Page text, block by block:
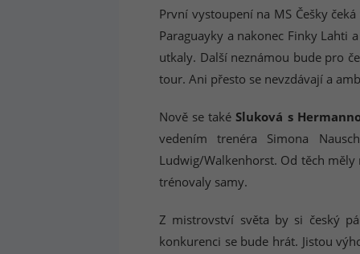
První vystoupení na MS Češky
Paraguayky a nakonec Finky Lahti
utkaly. Další neznámou bude pro
tour. Ani přesto se nevzdávají a
Nově se takéSluková s
vedením trenéra Simona
Ludwig/Walkenhorst. Od těch
trénovaly samy.
Z mistrovství světa by si český
konkurenci se bude hrát. Jistou